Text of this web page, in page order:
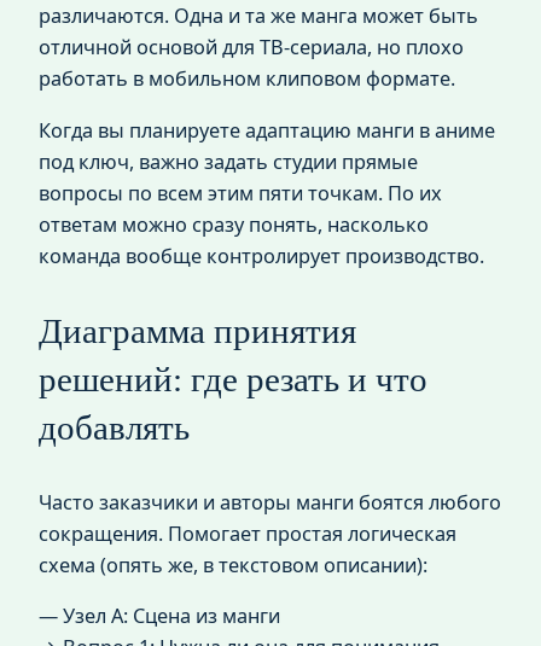
различаются. Одна и та же манга может быть
отличной основой для ТВ‑сериала, но плохо
работать в мобильном клиповом формате.
Когда вы планируете адаптацию манги в аниме
под ключ, важно задать студии прямые
вопросы по всем этим пяти точкам. По их
ответам можно сразу понять, насколько
команда вообще контролирует производство.
Диаграмма принятия
решений: где резать и что
добавлять
Часто заказчики и авторы манги боятся любого
сокращения. Помогает простая логическая
схема (опять же, в текстовом описании):
— Узел A: Сцена из манги